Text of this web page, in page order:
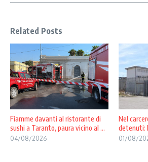
Related Posts
Fiamme davanti al ristorante di
sushi a Taranto, paura vicino al ...
04/08/2026
Nel
detenuti:
01/08/